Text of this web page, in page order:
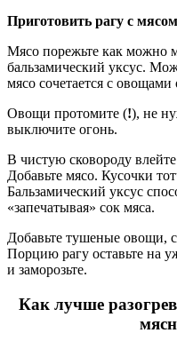
Приготовить рагу с
Мясо порежьте как можно
бальзамический уксус.
мясо сочетается с овощами
Овощи протомите (!), не
выключите огонь.
В чистую сковороду
Добавьте мясо. Кусочки
Бальзамический уксус
«запечатывая» сок мяса.
Добавьте тушеные овощи,
Порцию рагу оставьте на
и заморозьте.
Как лучше